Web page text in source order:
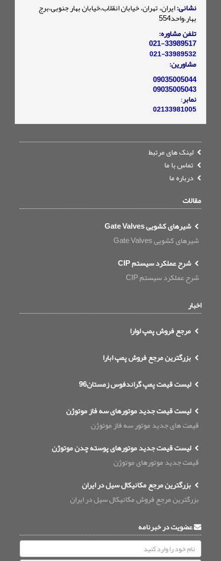
نشانی:ایران، تهران، خیابان انقلاب،خیابان بهار جنوبی،برج
بهار،واحد554
تلفن مشاوره:
021-33989517
021-33989532
مشاورین:
09035005044
09035005043
نمابر:
02133981005
لینک های مرتبط
تماس با ما
درباره ما
مقالات
شیرهای کشویی Gate Valves
شیرهای کشویی Gate Valves
شرح عملکرد سیستم CIP
شرح عملکرد سیستم CIP
اخبار
مرجع فروش پمپ لوارا
بزرگترین مرجع فروش پمپ ابارا
لیست قیمت پمپ گراندفوس زمستان96
لیست قیمت جدید موتورهای سه فاز موتوژن
قیمت های جدید موتور سه فاز موتوژن
لیست قیمت جدید موتورهای پوسته چدن موتوژن
قیمت جدید موتورهای موتوژن
بزرگترین مرجع مکانیکال سیل در ایران
بزرگترین مرجع فروش مکانیکال سیل در ایران
عضویت در خبرنامه